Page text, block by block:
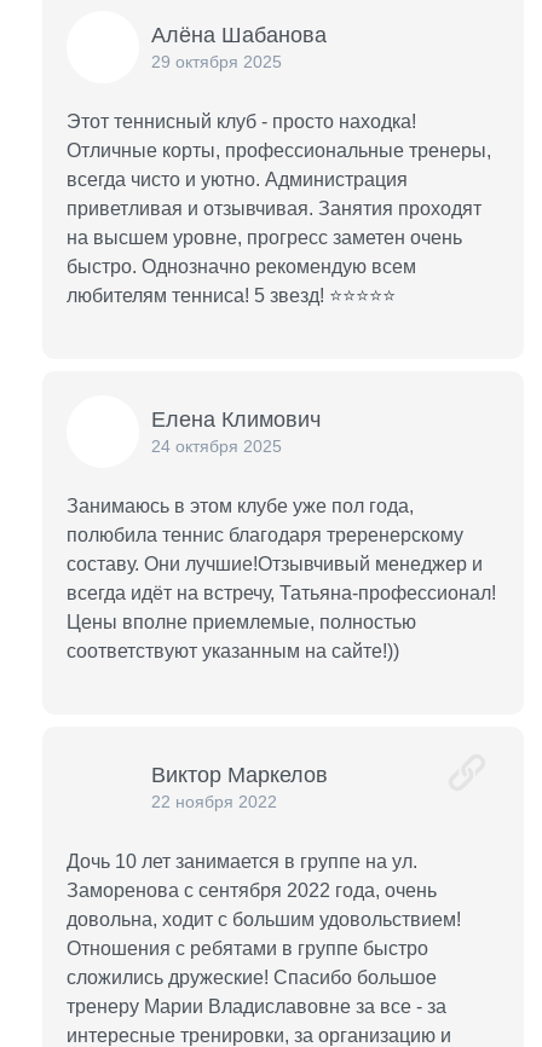
Алёна Шабанова
29 октября 2025
Этот теннисный клуб - просто находка!
Отличные корты, профессиональные тренеры,
всегда чисто и уютно. Администрация
приветливая и отзывчивая. Занятия проходят
на высшем уровне, прогресс заметен очень
быстро. Однозначно рекомендую всем
любителям тенниса! 5 звезд! ⭐⭐⭐⭐⭐
Елена Климович
24 октября 2025
Занимаюсь в этом клубе уже пол года,
полюбила теннис благодаря треренерскому
составу. Они лучшие!Отзывчивый менеджер и
всегда идёт на встречу, Татьяна-профессионал!
Цены вполне приемлемые, полностью
соответствуют указанным на сайте!))
Виктор Маркелов
22 ноября 2022
Дочь 10 лет занимается в группе на ул.
Заморенова с сентября 2022 года, очень
довольна, ходит с большим удовольствием!
Отношения с ребятами в группе быстро
сложились дружеские! Спасибо большое
тренеру Марии Владиславовне за все - за
интересные тренировки, за организацию и